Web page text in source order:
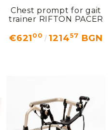
Chest prompt for gait
trainer RIFTON PACER
€62100 121457 BGN